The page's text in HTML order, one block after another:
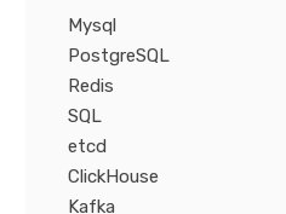
Mysql
PostgreSQL
Redis
SQL
etcd
ClickHouse
Kafka